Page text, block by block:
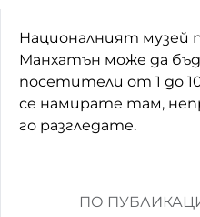
Националният музей
Манхатън може да
посетители от 1 до
се намирате там,
го разгледате.
ПО